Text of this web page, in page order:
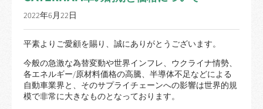
2022年6月22日
平素よりご愛顧を賜り、誠にありがとうございます。
今般の急激な為替変動や世界インフレ、ウクライナ情勢、
各エネルギー/原材料価格の高騰、半導体不足などによる
自動車業界と、そのサプライチェーンへの影響は世界的規
模で非常に大きなものとなっております。